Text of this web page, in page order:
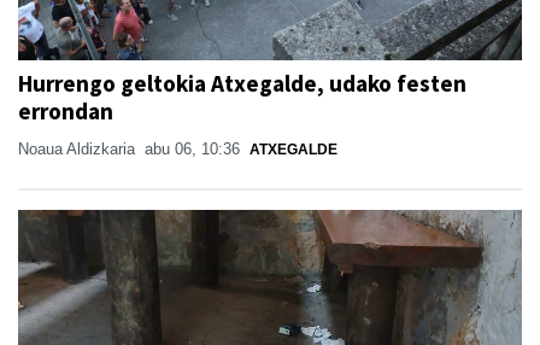
Hurrengo geltokia Atxegalde, udako festen
errondan
Noaua Aldizkaria abu 06, 10:36 ATXEGALDE